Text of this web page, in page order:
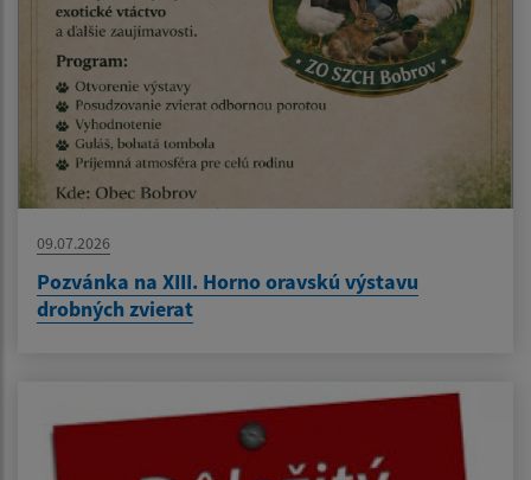
09.07.2026
Pozvánka na XIII. Horno oravskú výstavu
drobných zvierat